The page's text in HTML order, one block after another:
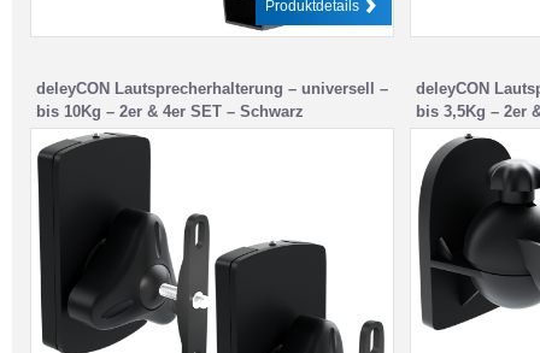
Produktdetails
deleyCON Lautsprecherhalterung – universell –
bis 10Kg – 2er & 4er SET – Schwarz
deleyCON
bis 3,5Kg – 2er